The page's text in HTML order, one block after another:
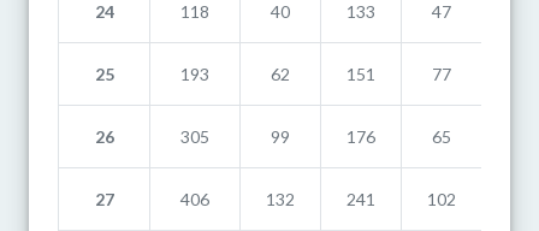
24 118 40 133 47
25 193 62 151 77
26 305 99 176 65
27 406 132 241 102